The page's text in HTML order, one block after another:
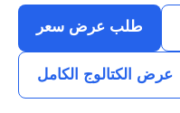
طلب عرض سعر
عرض الكتالوج الكامل